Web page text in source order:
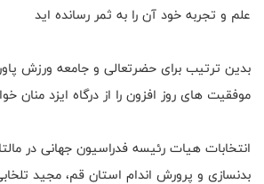
علم و تجربه خود آن را به ثمر رسانده اید
بدین ترتیب برای حضرتعالی و جامعه ورزش
موفقیت های روز افزون را از درگاه ایزد منان
انتخابات هیات رئیسه فدراسیون جهانی در
بدنسازی و پرورش اندام استان قم، مجید